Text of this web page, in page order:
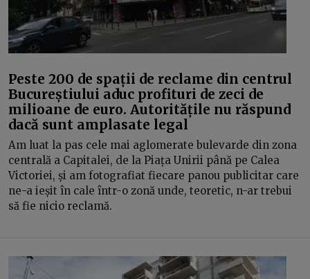
Peste 200 de spații de reclame din centrul
Bucureștiului aduc profituri de zeci de
milioane de euro. Autoritățile nu răspund
dacă sunt amplasate legal
Am luat la pas cele mai aglomerate bulevarde din zona
centrală a Capitalei, de la Piața Unirii până pe Calea
Victoriei, și am fotografiat fiecare panou publicitar care
ne-a ieșit în cale într-o zonă unde, teoretic, n-ar trebui
să fie nicio reclamă.